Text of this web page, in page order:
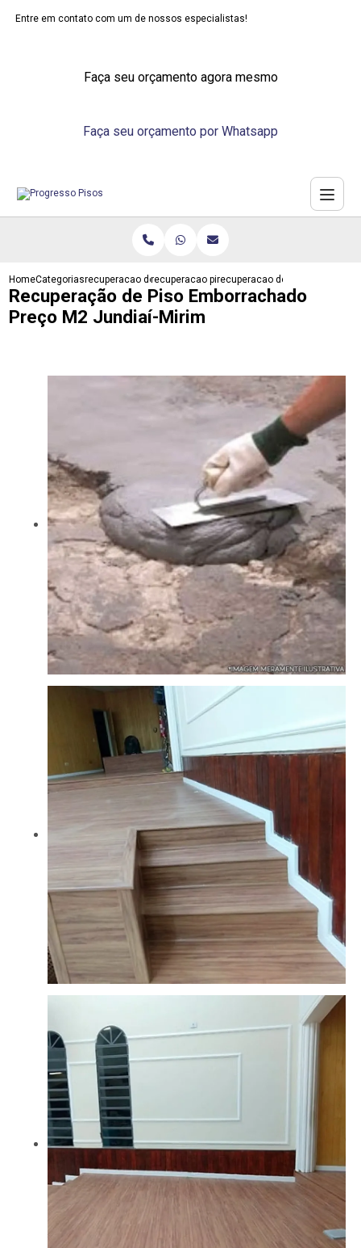
Entre em contato com um de nossos especialistas!
Faça seu orçamento agora mesmo
Faça seu orçamento por Whatsapp
HomeCategoriasrecuperacao de pisosrecuperacao piso tacorecuperacao de piso
Recuperação de Piso Emborrachado
Preço M2 Jundiaí-Mirim